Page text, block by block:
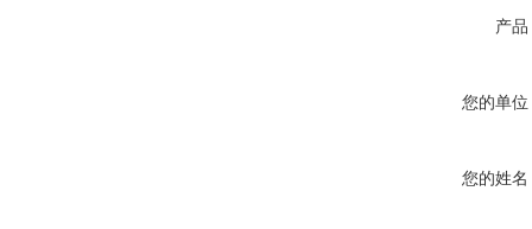
产品
您的单位
您的姓名